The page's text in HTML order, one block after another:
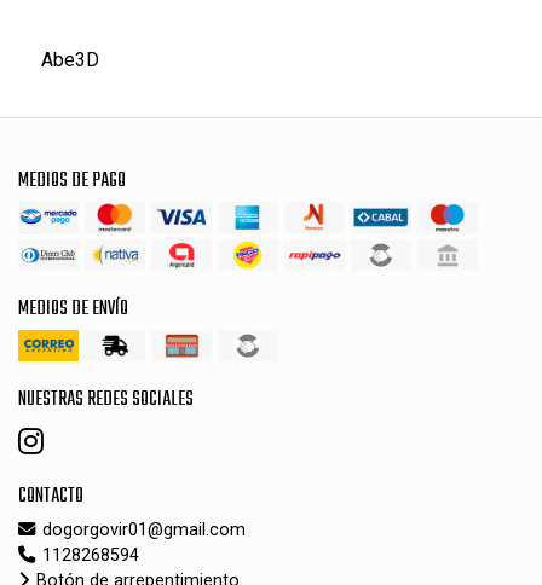
Abe3D
MEDIOS DE PAGO
MEDIOS DE ENVÍO
NUESTRAS REDES SOCIALES
CONTACTO
dogorgovir01@gmail.com
1128268594
Botón de arrepentimiento